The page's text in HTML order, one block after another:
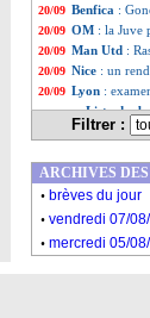
20/09 Benfica :
20/09 OM : la Juve
20/09 Man Utd :
20/09 Nice : un
20/09 Lyon :
... Liste des
Liste des
Filtrer :
ARCHIVES
. brèves du jour
. vendredi 07/
. mercredi 05/